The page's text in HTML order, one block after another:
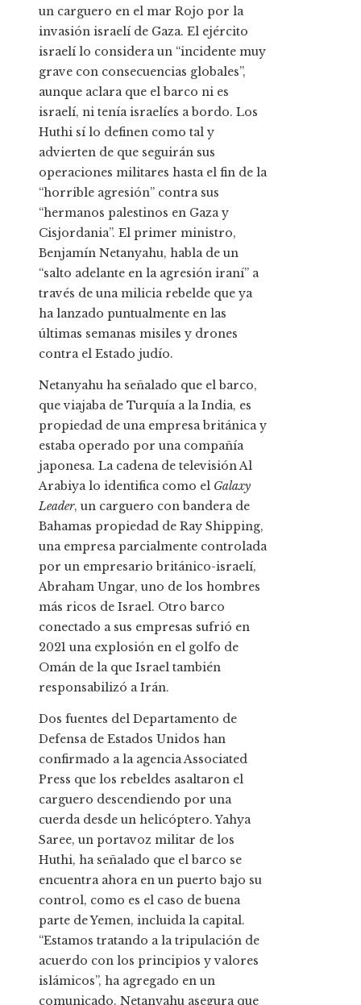
un carguero en el mar Rojo por la
invasión israelí de Gaza. El ejército
israelí lo considera un “incidente muy
grave con consecuencias globales”,
aunque aclara que el barco ni es
israelí, ni tenía israelíes a bordo. Los
Huthi sí lo definen como tal y
advierten de que seguirán sus
operaciones militares hasta el fin de la
“horrible agresión” contra sus
“hermanos palestinos en Gaza y
Cisjordania”. El primer ministro,
Benjamín Netanyahu, habla de un
“salto adelante en la agresión iraní” a
través de una milicia rebelde que ya
ha lanzado puntualmente en las
últimas semanas misiles y drones
contra el Estado judío.
Netanyahu ha señalado que el barco,
que viajaba de Turquía a la India, es
propiedad de una empresa británica y
estaba operado por una compañía
japonesa. La cadena de televisión Al
Arabiya lo identifica como el Galaxy
Leader, un carguero con bandera de
Bahamas propiedad de Ray Shipping,
una empresa parcialmente controlada
por un empresario británico-israelí,
Abraham Ungar, uno de los hombres
más ricos de Israel. Otro barco
conectado a sus empresas sufrió en
2021 una explosión en el golfo de
Omán de la que Israel también
responsabilizó a Irán.
Dos fuentes del Departamento de
Defensa de Estados Unidos han
confirmado a la agencia Associated
Press que los rebeldes asaltaron el
carguero descendiendo por una
cuerda desde un helicóptero. Yahya
Saree, un portavoz militar de los
Huthi, ha señalado que el barco se
encuentra ahora en un puerto bajo su
control, como es el caso de buena
parte de Yemen, incluida la capital.
“Estamos tratando a la tripulación de
acuerdo con los principios y valores
islámicos”, ha agregado en un
comunicado. Netanyahu asegura que